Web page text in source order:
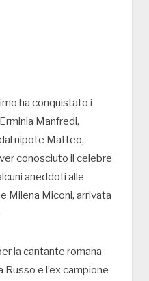
ha conquistato i
Manfredi,
nipote Matteo,
conosciuto il celebre
aneddoti alle
Milena Miconi, arrivata
la cantante romana
Russo e l’ex campione